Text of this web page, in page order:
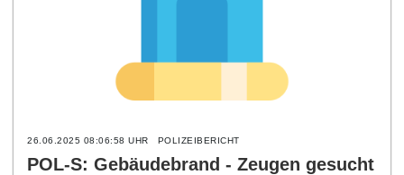
26.06.2025 08:06:58 UHR POLIZEIBERICHT
POL-S: Gebäudebrand - Zeugen gesucht